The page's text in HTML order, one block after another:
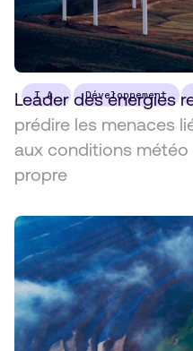
I.A. Développement
Leader des énergies
prédire les menaces
aux conditions météo
propre